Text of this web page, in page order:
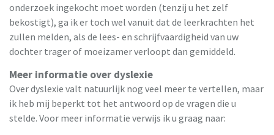
onderzoek ingekocht moet worden (tenzij u het zelf
bekostigt), ga ik er toch wel vanuit dat de leerkrachten het
zullen melden, als de lees- en schrijfvaardigheid van uw
dochter trager of moeizamer verloopt dan gemiddeld.
Meer informatie over dyslexie
Over dyslexie valt natuurlijk nog veel meer te vertellen, maar
ik heb mij beperkt tot het antwoord op de vragen die u
stelde. Voor meer informatie verwijs ik u graag naar: